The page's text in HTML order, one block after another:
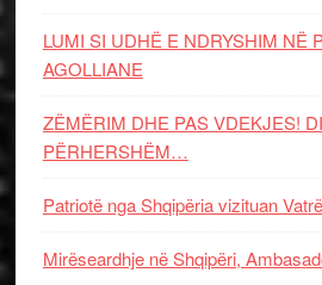
LUMI SI UDHË E NDRYSHIM NË
AGOLLIANE
ZËMËRIM DHE PAS VDEKJES!
PËRHERSHËM…
Patriotë nga Shqipëria vizituan
Mirëseardhje në Shqipëri,